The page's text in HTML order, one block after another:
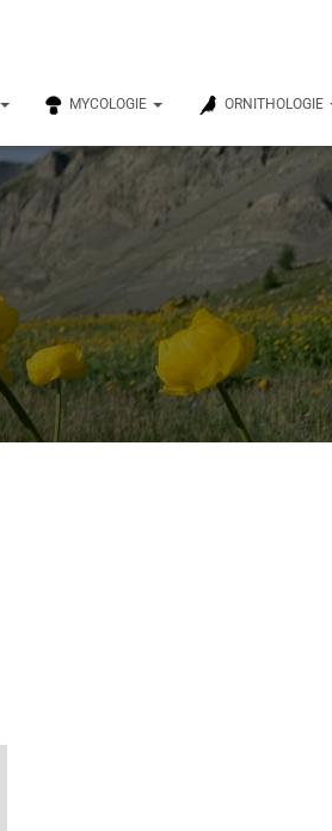
MYCOLOGIE ORNITHOLOGIE